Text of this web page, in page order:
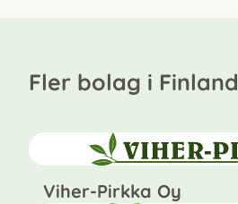
Fler bolag i Finland
Viher-Pirkka Oy